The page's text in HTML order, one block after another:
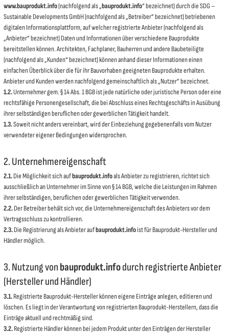
www.bauprodukt.info(nachfolgend als „bauprodukt.info“ bezeichnet) durch die SDG –
Sustainable Developments GmbH (nachfolgend als „Betreiber“ bezeichnet) betriebenen
digitalen Informationsplattform, auf welcher registrierte Anbieter (nachfolgend als
„Anbieter“ bezeichnet) Daten und Informationen über verschiedene Bauprodukte
bereitstellen können. Architekten, Fachplaner, Bauherren und andere Baubeteiligte
(nachfolgend als „Kunden“ bezeichnet) können anhand dieser Informationen einen
einfachen Überblick über die für ihr Bauvorhaben geeigneten Bauprodukte erhalten.
Anbieter und Kunden werden nachfolgend gemeinschaftlich als „Nutzer“ bezeichnet.
1.2.Unternehmer gem. § 14 Abs. 1 BGB ist jede natürliche oder juristische Person oder eine
rechtsfähige Personengesellschaft, die bei Abschluss eines Rechtsgeschäfts in Ausübung
ihrer selbständigen beruflichen oder gewerblichen Tätigkeit handelt.
1.3.Soweit nicht anders vereinbart, wird der Einbeziehung gegebenenfalls vom Nutzer
verwendeter eigener Bedingungen widersprochen.
2. Unternehmereigenschaft
2.1.Die Möglichkeit sich aufbauprodukt.infoals Anbieter zu registrieren, richtet sich
ausschließlich an Unternehmer im Sinne von § 14 BGB, welche die Leistungen im Rahmen
ihrer selbständigen, beruflichen oder gewerblichen Tätigkeit verwenden.
2.2.Der Betreiber behält sich vor, die Unternehmereigenschaft des Anbieters vor dem
Vertragsschluss zu kontrollieren.
2.3.Die Registrierung als Anbieter aufbauprodukt.infoist für Bauprodukt-Hersteller und
Händler möglich.
3. Nutzung von bauprodukt.infodurch registrierte Anbieter
(Hersteller und Händler)
3.1.Registrierte Bauprodukt-Hersteller können eigene Einträge anlegen, editieren und
löschen. Es liegt in der Verantwortung von registrierten Bauprodukt-Herstellern, dass die
Einträge aktuell und rechtmäßig sind.
3.2.Registrierte Händler können bei jedem Produkt unter den Einträgen der Hersteller